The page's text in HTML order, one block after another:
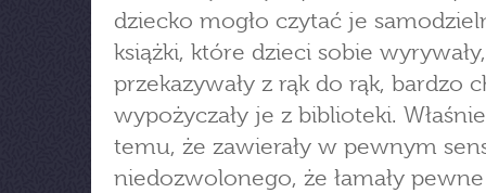
dziecko mogło czytać je
książki, które dzieci sobie wyrywały,
przekazywały z rąk do rąk, bardzo
wypożyczały je z biblioteki.
temu, że zawierały w pewnym
niedozwolonego, że łamały